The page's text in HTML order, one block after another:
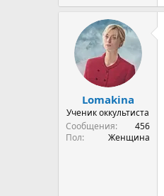
Lomakina
Ученик оккультиста
Сообщения
456
Пол
Женщина